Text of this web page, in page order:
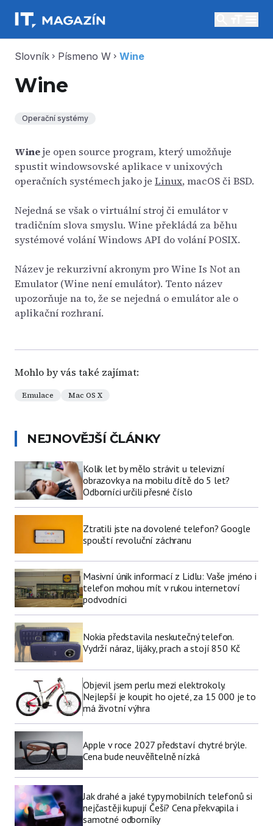
Slovník chevron_right Písmeno W chevron_right Wine
Wine
Operační systémy
Wineje open source program, který umožňuje
spustit windowsovské aplikace v unixových
operačních systémech jako je Linux, macOS či BSD.
Nejedná se však o virtuální stroj či emulátor v
tradičním slova smyslu. Wine překládá za běhu
systémové volání Windows API do volání POSIX.
Název je rekurzivní akronym pro Wine Is Not an
Emulator (Wine není emulátor). Tento název
upozorňuje na to, že se nejedná o emulátor ale o
aplikační rozhraní.
Mohlo by vás také zajímat:
Emulace Mac OS X
NEJNOVĚJŠÍ ČLÁNKY
Kolik let by mělo strávit u televizní
obrazovky a na mobilu dítě do 5 let?
Odborníci určili přesné číslo
Ztratili jste na dovolené telefon? Google
spouští revoluční záchranu
Masivní únik informací z Lidlu: Vaše jméno i
telefon mohou mít v rukou internetoví
podvodníci
Nokia představila neskutečný telefon.
Vydrží náraz, lijáky, prach a stojí 850 Kč
Objevil jsem perlu mezi elektrokoly.
Nejlepší je koupit ho ojeté, za 15 000 je to
má životní výhra
Apple v roce 2027 představí chytré brýle.
Cena bude neuvěřitelně nízká
Jak drahé a jaké typy mobilních telefonů si
nejčastěji kupují Češi? Cena překvapila i
samotné odborníky